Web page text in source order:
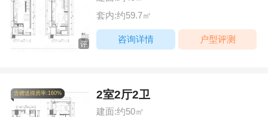
评
套内:约59.7㎡
咨询详情 户型评测
含赠送得房率:160% 2室2厅2卫
建面:约50㎡